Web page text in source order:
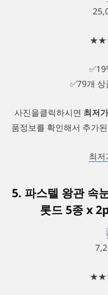
✅79개
사진을클릭하시면 최저
품정보를 확인해서 추가
최저
5. 파스텔 왕관 속
롯드 5종 x